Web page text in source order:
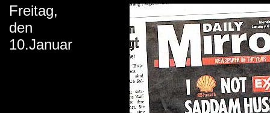
Freitag,
den
10.Januar